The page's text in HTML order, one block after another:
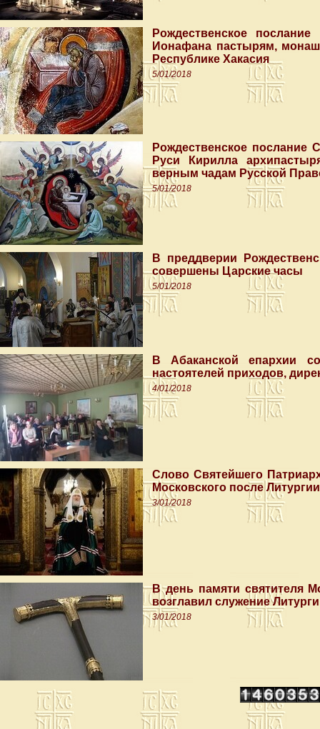
Рождественское
Ионафана пастырям,
Республике Хакасия
5/01/2018
Рождественское послание
Руси Кирилла
верным чадам Русской
5/01/2018
В преддверии
совершены Царские часы
5/01/2018
В Абаканской епархии
настоятелей приходов,
4/01/2018
Слово Святейшего
Московского после
3/01/2018
В день памяти святителя
возглавил служение
3/01/2018